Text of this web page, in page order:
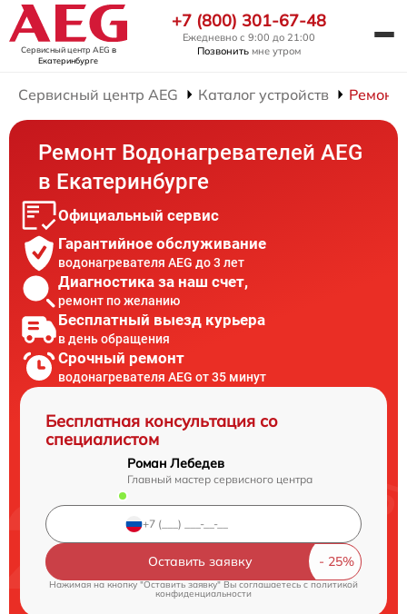
Сервисный центр AEG в
Екатеринбурге
+7 (800) 301-67-48
Ежедневно с 9:00 до 21:00
Позвонить мне утром
Сервисный центр AEG Каталог устройств Ремонт
Ремонт Водонагревателей AEG
в Екатеринбурге
Официальный сервис
Гарантийное обслуживание
водонагревателя AEG до 3 лет
Диагностика за наш счет,
ремонт по желанию
Бесплатный выезд курьера
в день обращения
Срочный ремонт
водонагревателя AEG от 35 минут
Бесплатная консультация со
специалистом
Роман Лебедев
Главный мастер сервисного центра
Оставить заявку
Нажимая на кнопку "Оставить заявку" Вы соглашаетесь cполитикой
конфиденциальности